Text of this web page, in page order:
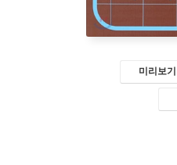
미리보기